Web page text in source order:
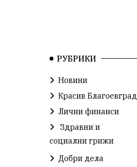
РУБРИКИ
Новини
Красив Благоевград
Лични финанси
Здравни и
социални грижи
Добри дела